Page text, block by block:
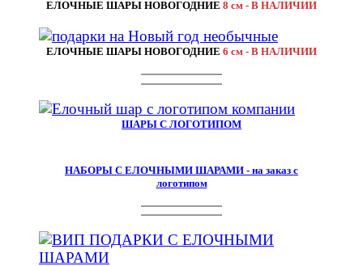
ЕЛОЧНЫЕ ШАРЫ НОВОГОДНИЕ 8 см - В НАЛИЧИИ
ЕЛОЧНЫЕ ШАРЫ НОВОГОДНИЕ 6 см - В НАЛИЧИИ
ШАРЫ С ЛОГОТИПОМ
НАБОРЫ С ЕЛОЧНЫМИ ШАРАМИ - на заказ с
логотипом